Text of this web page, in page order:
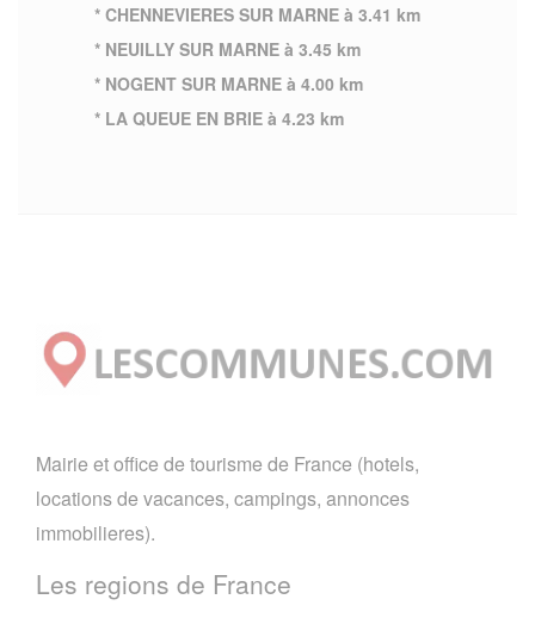
* CHENNEVIERES SUR MARNE à 3.41 km
* NEUILLY SUR MARNE à 3.45 km
* NOGENT SUR MARNE à 4.00 km
* LA QUEUE EN BRIE à 4.23 km
Mairie et office de tourisme de France (hotels,
locations de vacances, campings, annonces
immobilieres).
Les regions de France